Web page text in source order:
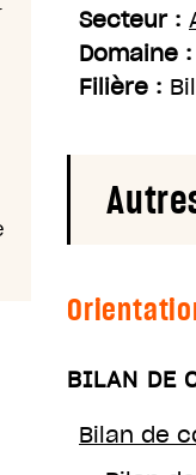
Secteur :
Domaine
Filière :
BILAN DE
Bilan de